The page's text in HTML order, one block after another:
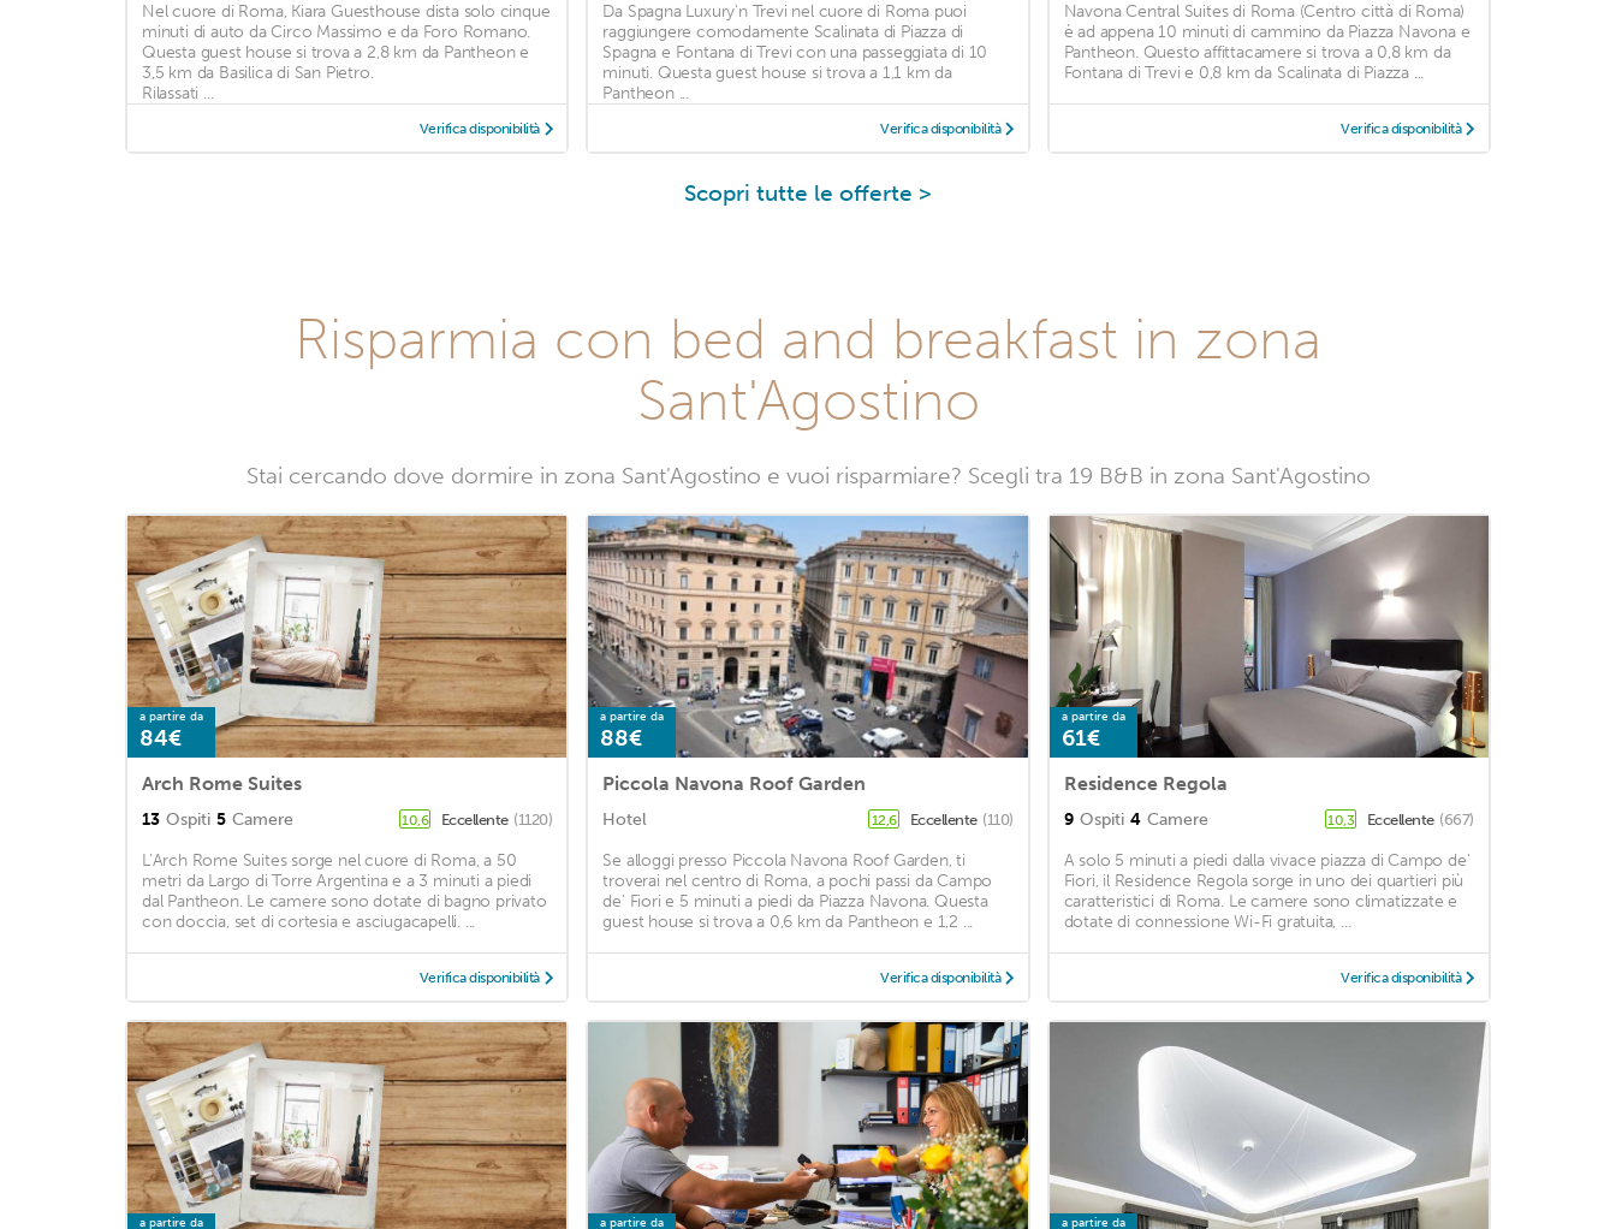
Nel cuore di Roma, Kiara Guesthouse dista solo cinque
minuti di auto da Circo Massimo e da Foro Romano.
Questa guest house si trova a 2,8 km da Pantheon e
3,5 km da Basilica di San Pietro.
Rilassati ...
Verifica disponibilità
Da Spagna Luxury'n Trevi nel cuore di Roma puoi
raggiungere comodamente Scalinata di Piazza di
Spagna e Fontana di Trevi con una passeggiata di 10
minuti. Questa guest house si trova a 1,1 km da
Pantheon ...
Verifica disponibilità
Navona Central Suites di Roma (Centro città di Roma)
è ad appena 10 minuti di cammino da Piazza Navona e
Pantheon. Questo affittacamere si trova a 0,8 km da
Fontana di Trevi e 0,8 km da Scalinata di Piazza ...
Verifica disponibilità
Scopri tutte le offerte >
Risparmia con bed and breakfast in zona
Sant'Agostino
Stai cercando dove dormire in zona Sant'Agostino e vuoi risparmiare? Scegli tra 19 B&B in zona Sant'Agostino
a partire da
84€
Arch Rome Suites
13 Ospiti 5 Camere 10,6 Eccellente (1120)
L’Arch Rome Suites sorge nel cuore di Roma, a 50
metri da Largo di Torre Argentina e a 3 minuti a piedi
dal Pantheon. Le camere sono dotate di bagno privato
con doccia, set di cortesia e asciugacapelli. ...
Verifica disponibilità
a partire da
88€
Piccola Navona Roof Garden
Hotel 12,6 Eccellente (110)
Se alloggi presso Piccola Navona Roof Garden, ti
troverai nel centro di Roma, a pochi passi da Campo
de' Fiori e 5 minuti a piedi da Piazza Navona. Questa
guest house si trova a 0,6 km da Pantheon e 1,2 ...
Verifica disponibilità
a partire da
61€
Residence Regola
9 Ospiti 4 Camere 10,3 Eccellente (667)
A solo 5 minuti a piedi dalla vivace piazza di Campo de'
Fiori, il Residence Regola sorge in uno dei quartieri più
caratteristici di Roma. Le camere sono climatizzate e
dotate di connessione Wi-Fi gratuita, ...
Verifica disponibilità
a partire da a partire da a partire da